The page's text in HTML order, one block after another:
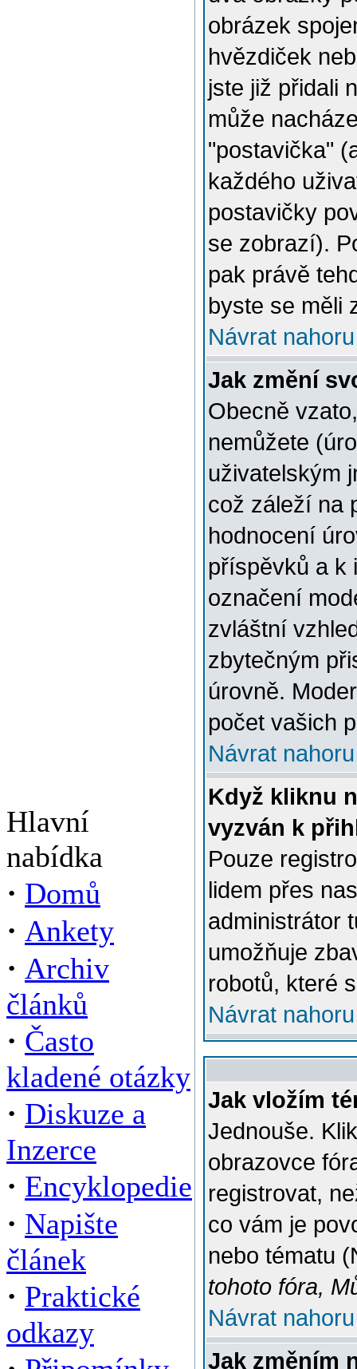
Hlavní
nabídka
· Domů
· Ankety
· Archiv
článků
· Často
kladené otázky
· Diskuze a
Inzerce
· Encyklopedie
· Napište
článek
· Praktické
odkazy
obrázek
hvězdiček
jste již přidali
může
"postavička"
každého
postavičky
se zobrazí).
pak právě
byste se měli
Návrat nahoru
Jak změní
Obecně
nemůžete
uživatelským
což záleží na
hodnocení
příspěvků a k
označení
zvláštní
zbytečným
úrovně.
počet vašich
Návrat nahoru
Když kliknu
vyzván k
Pouze
lidem přes
administrátor
umožňuje
robotů, které
Návrat nahoru
Jak vložím
Jednouše.
obrazovce
registrovat,
co vám je
nebo tématu
tohoto fóra,
Návrat nahoru
Jak změním